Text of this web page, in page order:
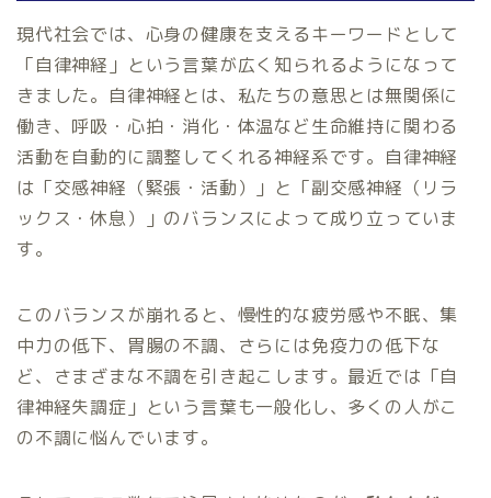
現代社会では、心身の健康を支えるキーワードとして
「自律神経」という言葉が広く知られるようになって
きました。自律神経とは、私たちの意思とは無関係に
働き、呼吸・心拍・消化・体温など生命維持に関わる
活動を自動的に調整してくれる神経系です。自律神経
は「交感神経（緊張・活動）」と「副交感神経（リラ
ックス・休息）」のバランスによって成り立っていま
す。
このバランスが崩れると、慢性的な疲労感や不眠、集
中力の低下、胃腸の不調、さらには免疫力の低下な
ど、さまざまな不調を引き起こします。最近では「自
律神経失調症」という言葉も一般化し、多くの人がこ
の不調に悩んでいます。